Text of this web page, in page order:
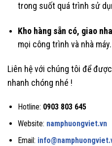
trong suốt quá trình sử
Kho hàng sẵn có, giao
mọi công trình và nhà máy.
Liên hệ với chúng tôi để
nhanh chóng nhé !
Hotline: 0903 803 645
Website: namphuongviet.vn
Email: